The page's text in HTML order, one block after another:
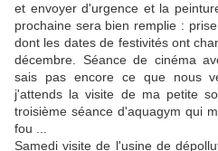
et envoyer d'urgence et la
prochaine sera bien remplie :
dont les dates de festivités ont
décembre. Séance de cinéma
sais pas encore ce que nous
j'attends la visite de ma petite
troisième séance d'aquagym qui
fou ...
Samedi visite de l'usine de